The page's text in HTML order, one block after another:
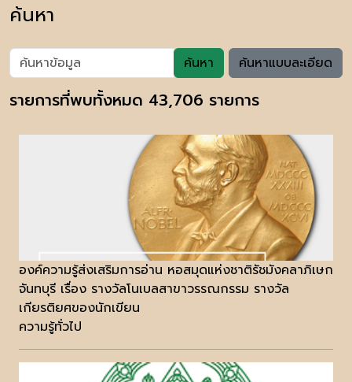
ค้นหา
ค้นหา ค้นหาแบบละเอียด
รายการที่พบทั้งหมด 43,706 รายการ
องค์ความรู้ส่งเสริมการอ่าน หอสมุดแห่งชาติรัชมังคลาภิเษก
จันทบุรี เรื่อง รางวัลโนเบลสาขาวรรณกรรม รางวัล
เกียรติยศของนักเขียน
ความรู้ทั่วไป